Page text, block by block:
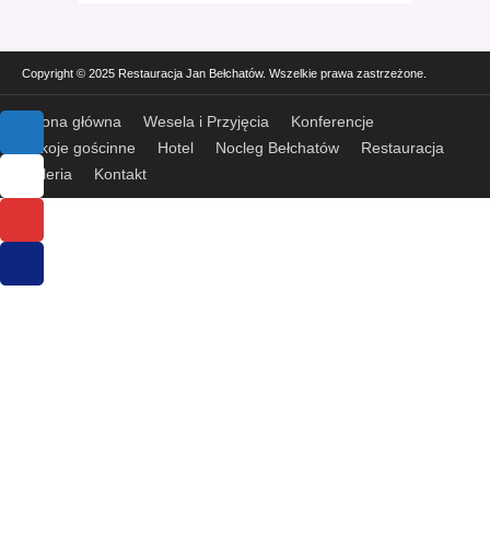
Copyright © 2025 Restauracja Jan Bełchatów. Wszelkie prawa zastrzeżone.
Strona główna Wesela i Przyjęcia
Konferencje
Pokoje gościnne
Hotel Nocleg Bełchatów
Restauracja
Galeria
Kontakt